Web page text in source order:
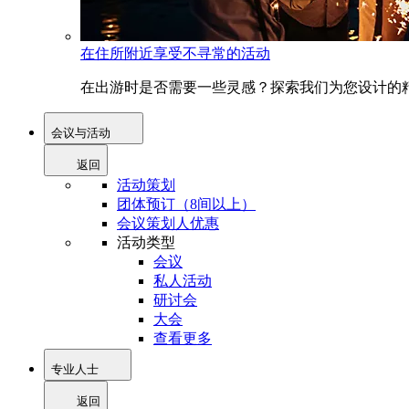
在住所附近享受不寻常的活动
在出游时是否需要一些灵感？探索我们为您设计
会议与活动
返回
活动策划
团体预订（8间以上）
会议策划人优惠
活动类型
会议
私人活动
研讨会
大会
查看更多
专业人士
返回